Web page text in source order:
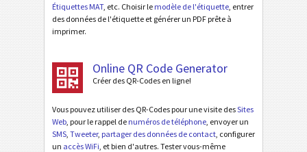
Étiquettes MAT, etc. Choisir le modèle de l'étiquette , entrer
des données de l'étiquette et générer un PDF prête à
imprimer.
Online QR Code Generator
Créer des QR-Codes en ligne!
Vous pouvez utiliser des QR-Codes pour une visite desSites
Web , pour le rappel de numéros de téléphone , envoyer un
SMS Tweeter, partager des données de contact , configurer
un accès WiFi , et bien d'autres. Tester vous-même